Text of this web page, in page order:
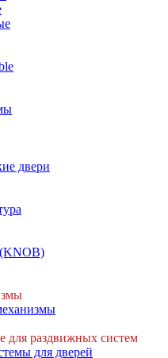
двери
для раздвижных систем
для дверей